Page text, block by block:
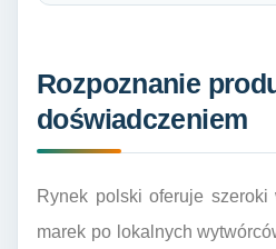
Rozpoznanie
doświadczeniem
Rynek polski oferuje
marek po lokalnych